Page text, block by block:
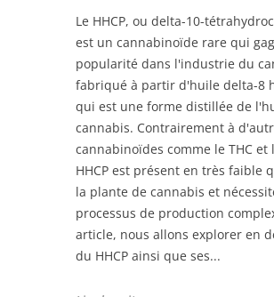
Le HHCP, ou delta-10-
est un cannabinoïde rare qui
popularité dans l'industrie du
fabriqué à partir d'huile delta-8
qui est une forme distillée de
cannabis. Contrairement à
cannabinoïdes comme le THC et
HHCP est présent en très faible
la plante de cannabis et
processus de production
article, nous allons explorer en
du HHCP ainsi que ses...